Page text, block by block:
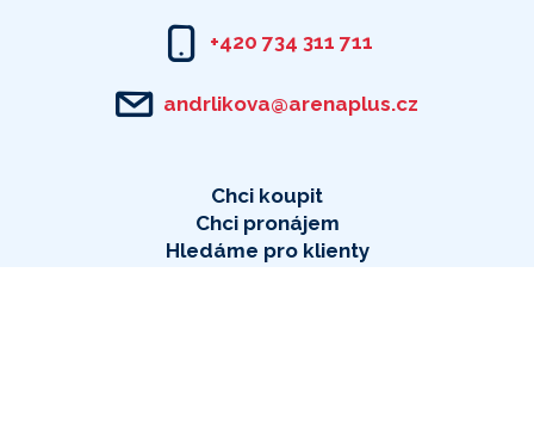
+420 734 311 711
andrlikova@arenaplus.cz
Chci koupit
Chci pronájem
Hledáme pro klienty